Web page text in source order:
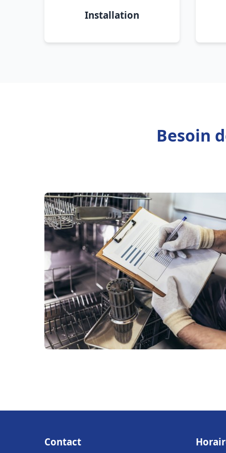
Installation
Besoin
Contact